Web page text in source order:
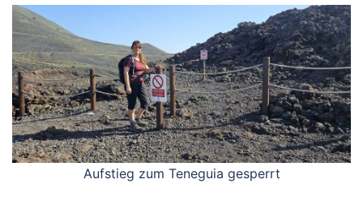
Aufstieg zum Teneguia gesperrt